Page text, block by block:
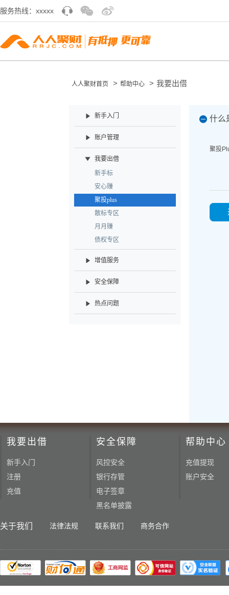
服务热线：xxxxx
人人聚财首页 > 帮助中心 > 我要出借
新手入门
账户管理
我要出借
新手标
安心赚
聚投plus
散标专区
月月赚
债权专区
增值服务
安全保障
热点问题
什么
聚投
我要出借
新手入门
注册
充值
安全保障
风控安全
银行存管
电子签章
黑名单披露
帮助中心
充值提现
账户安全
关于我们 法律法规 联系我们 商务合作